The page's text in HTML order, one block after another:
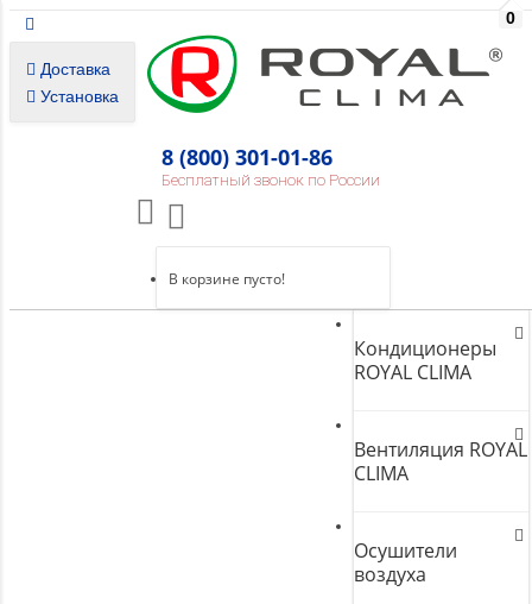
Доставка
Установка
8 (800) 301-01-86
Бесплатный звонок по России
0
В корзине пусто!
Кондиционеры
ROYAL CLIMA
Вентиляция ROYAL
CLIMA
Осушители
воздуха